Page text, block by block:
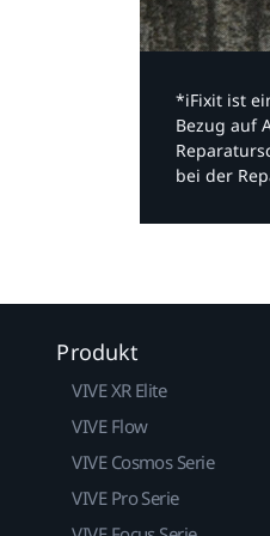
*iFixit ist
Bezug auf
bei der
Produkt
VIVE XR Elite
VIVE Flow
VIVE Cosmos Serie
VIVE Pro Serie